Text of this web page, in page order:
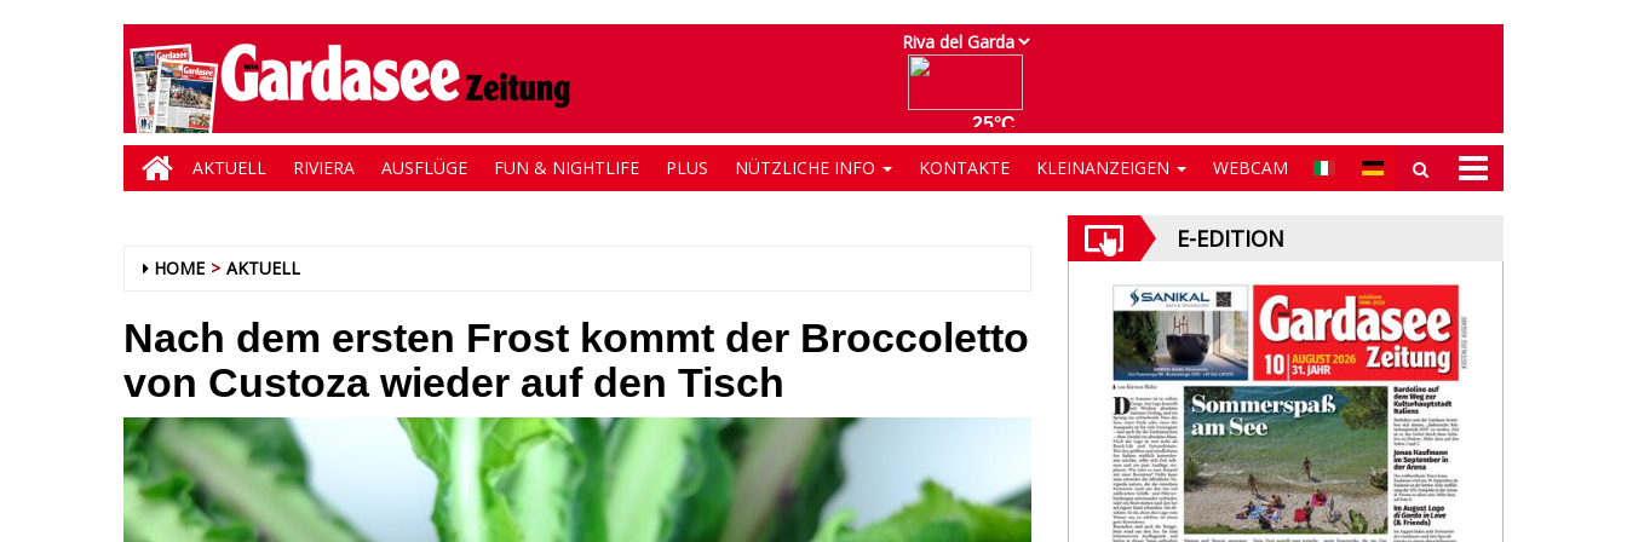
AKTUELL RIVIERA AUSFLÜGE FUN & NIGHTLIFE PLUS NÜTZLICHE INFO KONTAKTE KLEINANZEIGEN WEBCAM
HOME AKTUELL
Nach dem ersten Frost kommt der Broccoletto
von Custoza wieder auf den Tisch
E-EDITION